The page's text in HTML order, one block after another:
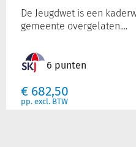
De Jeugdwet is een
gemeente overgelaten....
6 punten
€ 682,50
pp. excl. BTW